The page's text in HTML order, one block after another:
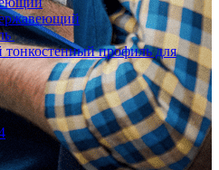
тонкостенный профиль для